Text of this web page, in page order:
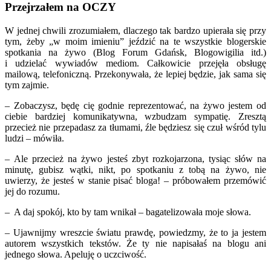
Przejrzałem na OCZY
W jednej chwili zrozumiałem, dlaczego tak bardzo upierała się przy
tym, żeby „w moim imieniu” jeździć na te wszystkie blogerskie
spotkania na żywo (Blog Forum Gdańsk, Blogowigilia itd.)
i udzielać wywiadów mediom. Całkowicie przejęła obsługę
mailową, telefoniczną. Przekonywała, że lepiej będzie, jak sama się
tym zajmie.
– Zobaczysz, będę cię godnie reprezentować, na żywo jestem od
ciebie bardziej komunikatywna, wzbudzam sympatię. Zresztą
przecież nie przepadasz za tłumami, źle będziesz się czuł wśród tylu
ludzi – mówiła.
– Ale przecież na żywo jesteś zbyt rozkojarzona, tysiąc słów na
minutę, gubisz wątki, nikt, po spotkaniu z tobą na żywo, nie
uwierzy, że jesteś w stanie pisać bloga! – próbowałem przemówić
jej do rozumu.
– A daj spokój, kto by tam wnikał – bagatelizowała moje słowa.
– Ujawnijmy wreszcie światu prawdę, powiedzmy, że to ja jestem
autorem wszystkich tekstów. Że ty nie napisałaś na blogu ani
jednego słowa. Apeluję o uczciwość.